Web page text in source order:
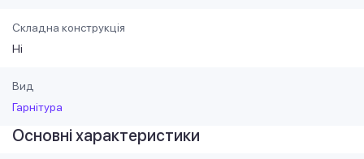
Складна конструкція
Ні
Вид
Гарнітура
Основні характеристики